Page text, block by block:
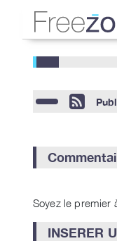
Soyez le premier
INSERER